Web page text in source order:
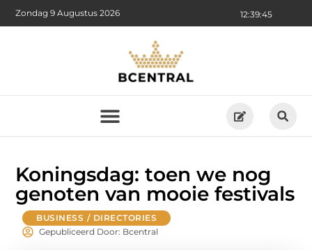
12:39:46
Zondag 9 Augustus 2026
Koningsdag: toen we nog
genoten van mooie festivals
BUSINESS / DIRECTORIES
Gepubliceerd Door: Bcentral